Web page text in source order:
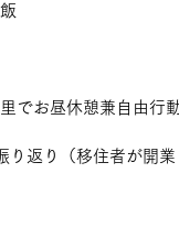
でお昼休憩兼自由行
返り（移住者が開業